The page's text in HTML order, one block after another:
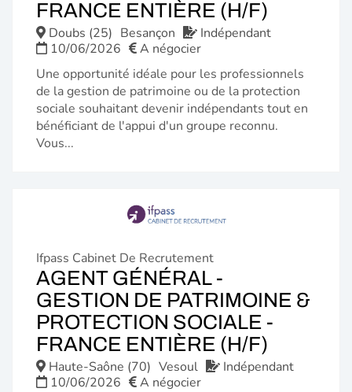
FRANCE ENTIÈRE (H/F)
Doubs (25) Besançon
Indépendant
10/06/2026
A négocier
Une opportunité idéale pour les professionnels
de la gestion de patrimoine ou de la protection
sociale souhaitant devenir indépendants tout en
bénéficiant de l'appui d'un groupe reconnu.
Vous...
Ifpass Cabinet De Recrutement
AGENT GÉNÉRAL -
GESTION DE PATRIMOINE &
PROTECTION SOCIALE -
FRANCE ENTIÈRE (H/F)
Haute-Saône (70) Vesoul
Indépendant
10/06/2026
A négocier